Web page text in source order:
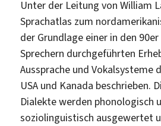
Unter der Leitung von William
Sprachatlas zum
der Grundlage einer in den
Sprechern durchgeführten
Aussprache und Vokalsysteme
USA und Kanada beschrieben.
Dialekte werden phonologisch
soziolinguistisch ausgewertet